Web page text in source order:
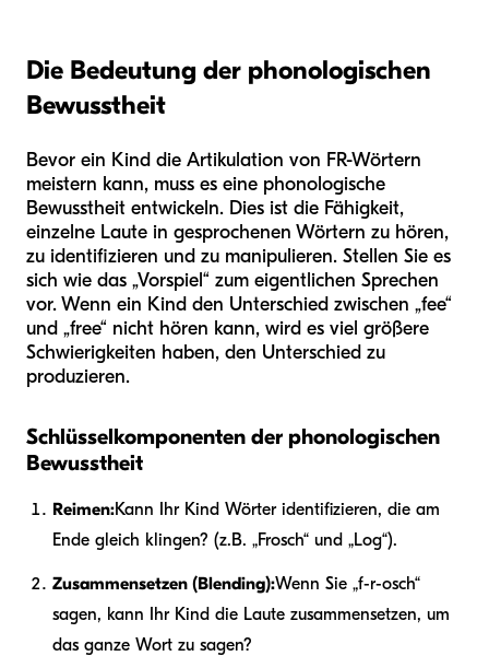
Die Bedeutung der phonologischen
Bewusstheit
Bevor ein Kind die Artikulation von FR-Wörtern
meistern kann, muss es eine phonologische
Bewusstheit entwickeln. Dies ist die Fähigkeit,
einzelne Laute in gesprochenen Wörtern zu hören,
zu identifizieren und zu manipulieren. Stellen Sie es
sich wie das „Vorspiel“ zum eigentlichen Sprechen
vor. Wenn ein Kind den Unterschied zwischen „fee“
und „free“ nicht hören kann, wird es viel größere
Schwierigkeiten haben, den Unterschied zu
produzieren.
Schlüsselkomponenten der phonologischen
Bewusstheit
Reimen:Kann Ihr Kind Wörter identifizieren, die am
Ende gleich klingen? (z.B. „Frosch“ und „Log“).
Zusammensetzen (Blending):Wenn Sie „f-r-osch“
sagen, kann Ihr Kind die Laute zusammensetzen, um
das ganze Wort zu sagen?